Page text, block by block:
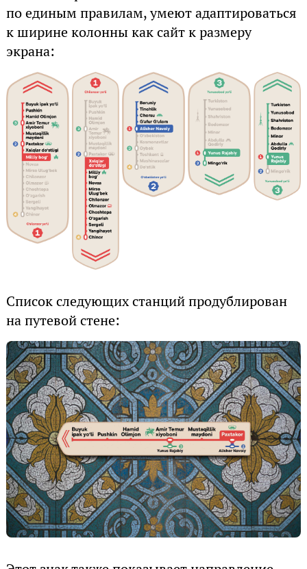
по единым правилам, умеют адаптироваться
к ширине колонны как сайт к размеру
экрана:
Список следующих станций продублирован
на путевой стене: